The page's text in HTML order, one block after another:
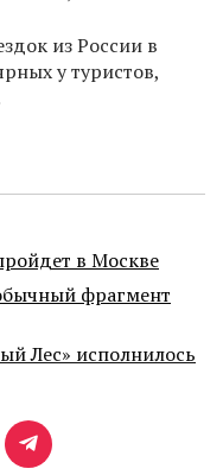
из России в
у туристов,
в Москве
фрагмент
Лес» исполнилось